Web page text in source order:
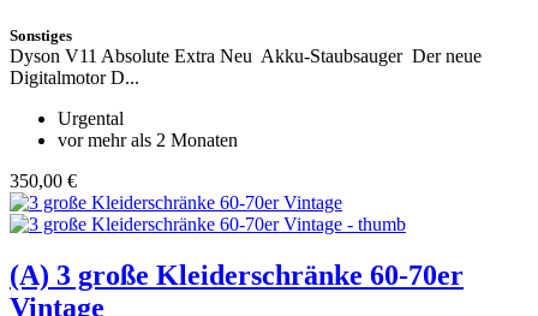
Sonstiges
Dyson V11 Absolute Extra Neu Akku-Staubsauger Der neue
Digitalmotor D...
Urgental
vor mehr als 2 Monaten
350,00 €
(A) 3 große Kleiderschränke 60-70er
Vintage